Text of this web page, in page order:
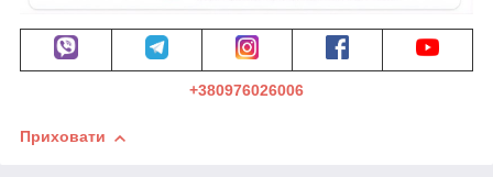
+380976026006
Приховати